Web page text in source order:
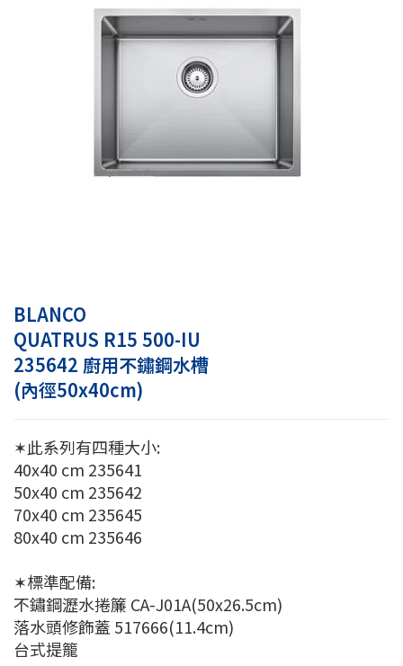
BLANCO
QUATRUS R15 500-IU
235642 廚用不鏽鋼水槽
(內徑50x40cm)
✶此系列有四種大小:
40x40 cm 235641
50x40 cm 235642
70x40 cm 235645
80x40 cm 235646
✶標準配備:
不鏽鋼瀝水捲簾 CA-J01A(50x26.5cm)
落水頭修飾蓋 517666(11.4cm)
台式提籠